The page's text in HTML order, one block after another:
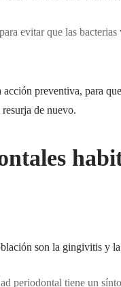
evitar que las bacterias
preventiva, para
de nuevo.
son la gingivitis y
periodontal tiene un